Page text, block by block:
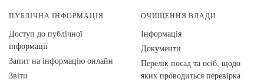
ПУБЛІЧНА ІНФОРМАЦІЯ
Доступ до публічної
інформації
Запит на інформацію онлайн
Звіти
ОЧИЩЕННЯ ВЛАДИ
Інформація
Документи
Перелік посад та осіб, щодо
яких проводиться перевірка